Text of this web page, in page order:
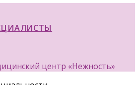
центр «Нежность»